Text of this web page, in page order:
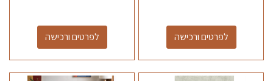
לפרטים ורכישה לפרטים ורכישה